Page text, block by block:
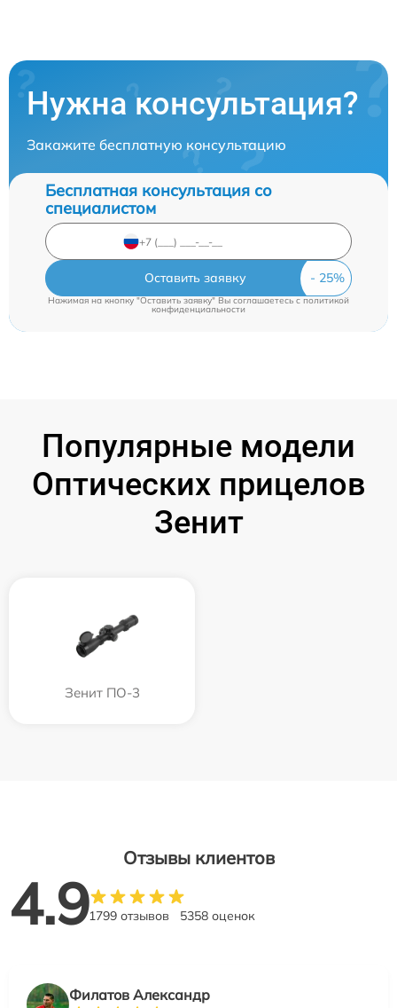
Нужна консультация?
Закажите бесплатную консультацию
Бесплатная консультация со
специалистом
Оставить заявку
Нажимая на кнопку "Оставить заявку" Вы соглашаетесь cполитикой
конфиденциальности
Популярные модели
Оптических прицелов
Зенит
Зенит ПО-3
Отзывы клиентов
4.91799 отзывов 5358 оценок
Филатов Александр